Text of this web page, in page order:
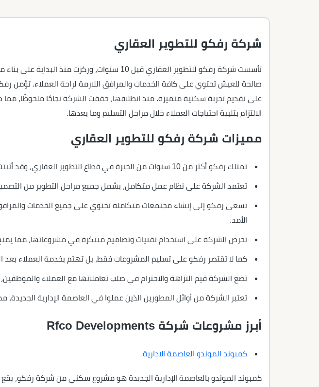
شركة رفكو للتطوير العقاري
تأسست شركة رفكو للتطوير العقاري قبل 10
صالحة للعيش تحتوي على كافة الخدمات والمرافق اللازمة لراحة العملاء. تؤمن
على تقديم تجربة سكنية متميزة. منذ انطلاقها، حققت الشركة نجاحًا ملحوظًا،
الالتزام بتلبية احتياجات العملاء خلال مراحل التسليم وما بعدها.
مميزات شركة رفكو للتطوير العقاري
تمتلك رفكو أكثر من 10 سنوات من الخبرة في قطاع التطوير العقاري، وقد أثبتت مصداقيتها من خلال تنفيذ مشروعات ناجحة وتحقيق رضا العملاء.
تعتمد الشركة على نظام عمل متكامل، يشمل جميع مراحل التطوير من
تسعى رفكو إلى إنشاء مجتمعات متكاملة تحتوي على جميع الخدمات
الأمد.
تحرص الشركة على استخدام تقنيات وتصاميم مبتكرة في مشروعاتها، مما
كما لا تقتصر رفكو على تسليم المشروعات فقط، بل تهتم بخدمة العملاء بعد
تضع الشركة قيم النزاهة والاحترام في صلب تعاملاتها مع العملاء
تعتبر الشركة من أوائل المطورين الذين عملوا في العاصمة الإدارية
أبرز مشروعات شركة Rfco Developments
كمبوند الموندو العاصمة الادارية